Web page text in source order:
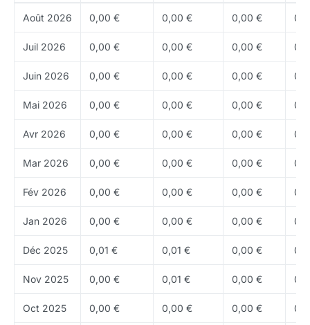
Réglementation: Telcoin détient des licences de
sont en circulation, soit 100 % de la supply totale. Le
d'autresexchanges.
Août 2026 0,00 € 0,00 € 0,00 €
Juil 2026 0,00 € 0,00 € 0,00 €
Juin 2026 0,00 € 0,00 € 0,00 €
Mai 2026 0,00 € 0,00 € 0,00 €
Avr 2026 0,00 € 0,00 € 0,00 €
Mar 2026 0,00 € 0,00 € 0,00 €
Fév 2026 0,00 € 0,00 € 0,00 €
Jan 2026 0,00 € 0,00 € 0,00 €
Déc 2025 0,01 € 0,01 € 0,00 €
Nov 2025 0,00 € 0,01 € 0,00 €
Oct 2025 0,00 € 0,00 € 0,00 €